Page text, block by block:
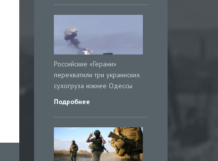
Российские «Герани»
перехватили три украинских
сухогруза южнее Одессы
Подробнее